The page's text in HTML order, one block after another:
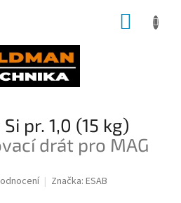
Si pr. 1,0 (15 kg)
drát pro MAG
Značka: ESAB